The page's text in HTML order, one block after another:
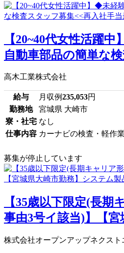
【20~40代女性活躍
自動車部品の簡単な
高木工業株式会社
給与 月収例235,053円
勤務地
宮城県 大崎市
寮・社宅 なし
仕事内容 カーナビの検査・軽作
募集が停止しています
【35歳以下限定(長期
事由3号イ該当)】【宮
株式会社オープンアップネクスト